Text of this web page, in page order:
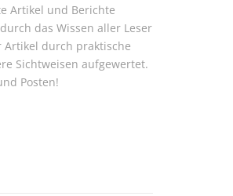
Artikel und Berichte
das Wissen aller Leser
durch praktische
Sichtweisen aufgewertet.
Posten!